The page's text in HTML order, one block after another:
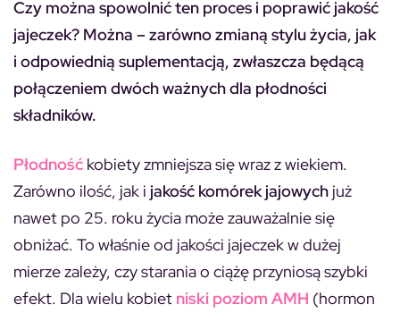
Czy można spowolnić ten proces i poprawić jakość
jajeczek? Można – zarówno zmianą stylu życia, jak
i odpowiednią suplementacją, zwłaszcza będącą
połączeniem dwóch ważnych dla płodności
składników.
Płodność kobiety zmniejsza się wraz z wiekiem.
Zarówno ilość, jak i jakość komórek jajowych już
nawet po 25. roku życia może zauważalnie się
obniżać. To właśnie od jakości jajeczek w dużej
mierze zależy, czy starania o ciążę przyniosą szybki
efekt. Dla wielu kobiet niski poziom AMH (hormon